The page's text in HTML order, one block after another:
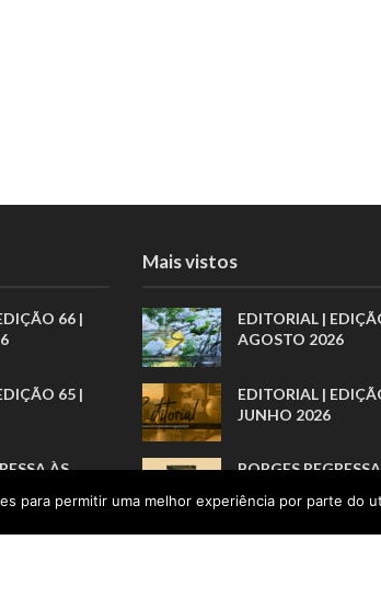
66 |
65 |
ÀS
Mais vistos
EDITORIAL |
AGOSTO 2026
EDITORIAL |
JUNHO 2026
BORGES
BREVE DOS
para permitir uma melhor experiência por parte do